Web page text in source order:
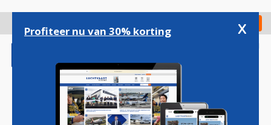
gaan
Check in
Profiteer nu van 30% korting x